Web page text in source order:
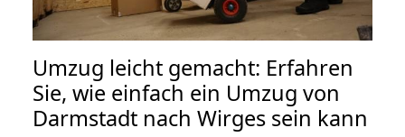
Umzug leicht gemacht: Erfahren
Sie, wie einfach ein Umzug von
Darmstadt nach Wirges sein kann